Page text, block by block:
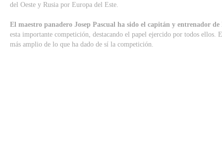
del Oeste y Rusia por Europa del Este.
El maestro panadero Josep Pascual ha sido el capitán y entrenador de
esta importante competición, destacando el papel ejercido por todos ellos.
más amplio de lo que ha dado de sí la competición.